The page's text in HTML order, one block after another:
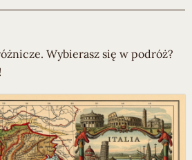
Wybierasz się w podróż?